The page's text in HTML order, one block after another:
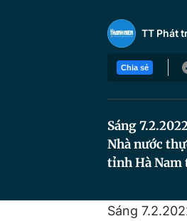
TT Phát
Chia sẻ
Sáng
Nhà nước
tỉnh Hà Nam
Sáng